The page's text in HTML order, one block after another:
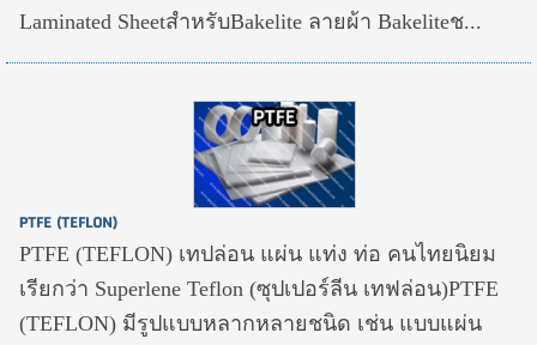
Laminated SheetสำหรับBakelite ลายผ้า Bakeliteช...
PTFE (TEFLON)
PTFE (TEFLON) เทปล่อน แผ่น แท่ง ท่อ คนไทยนิยม
เรียกว่า Superlene Teflon (ซุปเปอร์ลีน เทฟล่อน)PTFE
(TEFLON) มีรูปแบบหลากหลายชนิด เช่น แบบแผ่น